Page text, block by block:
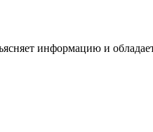
информацию и